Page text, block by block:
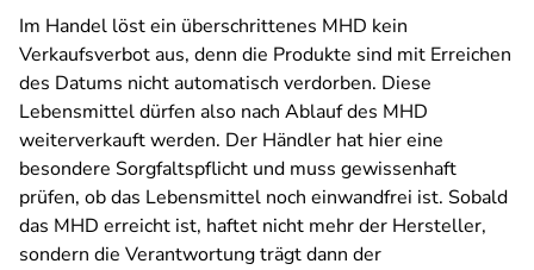
Im Handel löst ein überschrittenes MHD kein
Verkaufsverbot aus, denn die Produkte sind mit Erreichen
des Datums nicht automatisch verdorben. Diese
Lebensmittel dürfen also nach Ablauf des MHD
weiterverkauft werden. Der Händler hat hier eine
besondere Sorgfaltspflicht und muss gewissenhaft
prüfen, ob das Lebensmittel noch einwandfrei ist. Sobald
das MHD erreicht ist, haftet nicht mehr der Hersteller,
sondern die Verantwortung trägt dann der